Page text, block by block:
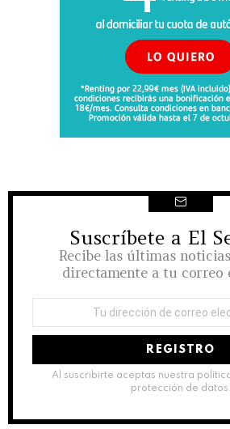
NEWSLETTER
Suscríbete a El
Recibe las últimas
directamente a tu correo
correo
Al suscribirte aceptas nuestra
protección de datos.